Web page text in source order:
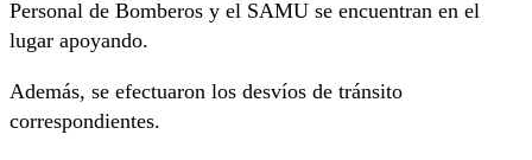
Personal de Bomberos y el SAMU se encuentran en el
lugar apoyando.
Además, se efectuaron los desvíos de tránsito
correspondientes.